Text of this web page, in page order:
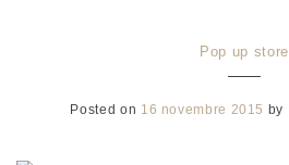
Pop up store
Posted on 16 novembre 2015 by